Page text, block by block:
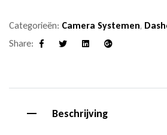
Categorieën: Camera Systemen,
Share:
Beschrijving